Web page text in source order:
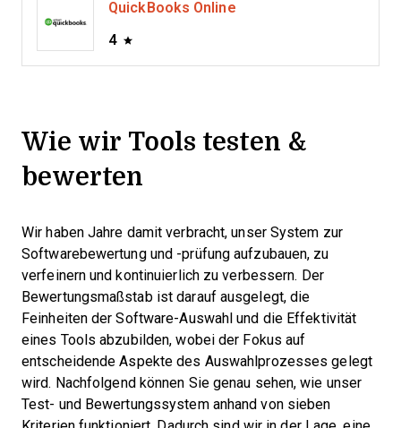
QuickBooks Online
4
Wie wir Tools testen &
bewerten
Wir haben Jahre damit verbracht, unser System zur
Softwarebewertung und -prüfung aufzubauen, zu
verfeinern und kontinuierlich zu verbessern. Der
Bewertungsmaßstab ist darauf ausgelegt, die
Feinheiten der Software-Auswahl und die Effektivität
eines Tools abzubilden, wobei der Fokus auf
entscheidende Aspekte des Auswahlprozesses gelegt
wird. Nachfolgend können Sie genau sehen, wie unser
Test- und Bewertungssystem anhand von sieben